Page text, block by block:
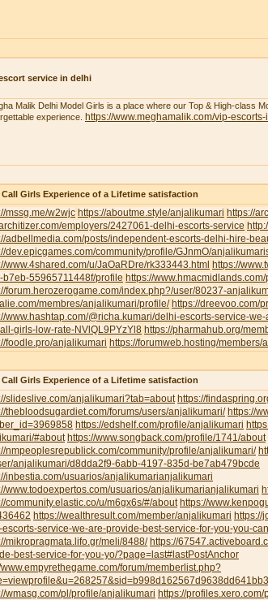
service in delhi
Malik Delhi Model Girls is a place where our Top & High-class
experience.
https://www.meghamalik.com/vip-escorts-
Call Girls Experience of a Lifetime satisfaction
mssg.me/w2wjc https://aboutme.style/anjalikumari https://
employers/2427061-delhi-escorts-service
adbellmedia.com/posts/independent-escorts-delhi-hire-
dev.epicgames.com/community/profile/GJnmO/
www.4shared.com/u/JaOaRDre/rk333443.html https://
b7eb-55965711448f/profile https://
forum.herozerogame.com/index.php?/user/80237-
membres/anjalikumari/profile/ https://dreevoo.com/
www.hashtap.com/@richa.kumari/delhi-escorts-service-
girls-low-rate-NVlQL9PYzYl8 https://pharmahub.org/
foodle.pro/anjalikumari https://forumweb.hosting/
Call Girls Experience of a Lifetime satisfaction
slideslive.com/anjalikumari?tab=about https://
thebloodsugardiet.com/forums/users/anjalikumari/ https://
https://edshelf.com/profile/anjalikumari
#about https://www.songback.com/profile/1741/about
nmpeoplesrepublick.com/community/profile/anjalikumari/
anjalikumari/d8dda2f9-6abb-4197-835d-be7ab479bcde
inbestia.com/usuarios/anjalikumarianjalikumari
www.todoexpertos.com/usuarios/anjalikumarianjalikumari
community.elastic.co/u/m6gx6s/#/about https://
https://wealthresult.com/member/anjalikumari https://
service-we-are-provide-best-service-for-you-you-
mikropragmata.lifo.gr/meli/8488/ https://
best-service-for-you-yo/?page=last#lastPostAnchor
www.empyrethegame.com/forum/memberlist.php?
wmasg.com/pl/profile/anjalikumari https://